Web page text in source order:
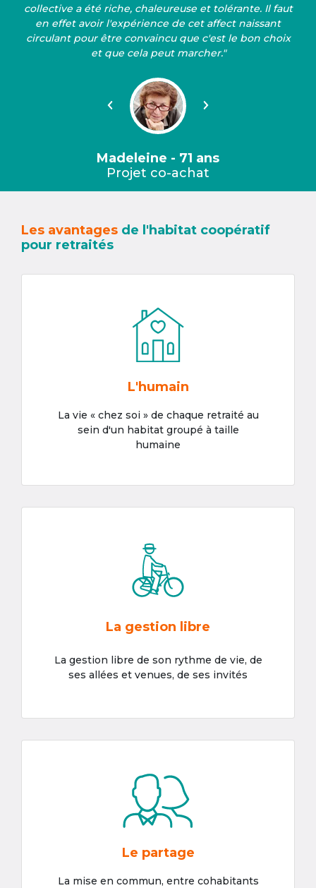
collective a été riche, chaleureuse et tolérante. Il faut
en effet avoir l'expérience de cet affect naissant
circulant pour être convaincu que c'est le bon choix
et que cela peut marcher."
Précédent Suivant
Madeleine - 71 ans
Projet co-achat
Les avantages de l'habitat coopératif
pour retraités
L'humain
La vie « chez soi » de chaque retraité au
sein d'un habitat groupé à taille
humaine
La gestion libre
La gestion libre de son rythme de vie, de
ses allées et venues, de ses invités
Le partage
La mise en commun, entre cohabitants